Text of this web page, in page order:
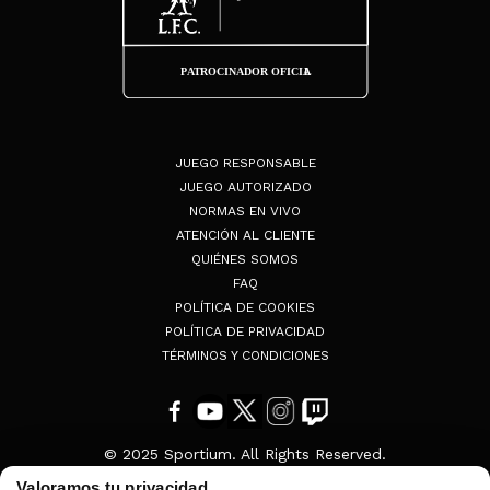
JUEGO RESPONSABLE
JUEGO AUTORIZADO
NORMAS EN VIVO
ATENCIÓN AL CLIENTE
QUIÉNES SOMOS
FAQ
POLÍTICA DE COOKIES
POLÍTICA DE PRIVACIDAD
TÉRMINOS Y CONDICIONES
© 2025 Sportium. All Rights Reserved.